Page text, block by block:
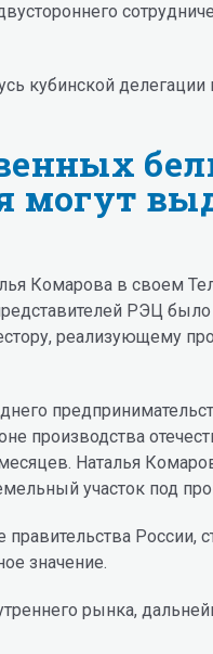
кубинской
могут
Комарова в своем
РЭЦ
реализующему
производства
Наталья
участок под
России,
значение.
рынка,